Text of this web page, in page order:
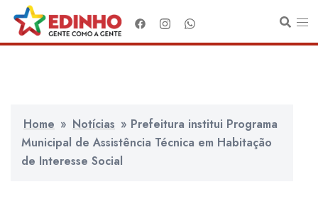
para
o
Home » Notícias » Prefeitura institui Programa
Municipal de Assistência Técnica em Habitação
de Interesse Social